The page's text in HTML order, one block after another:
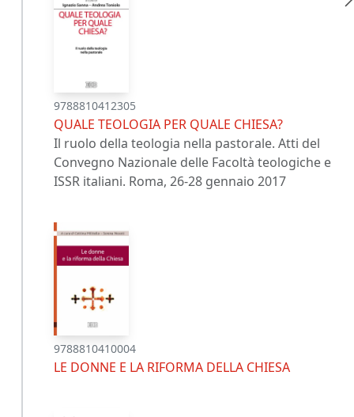
9788810412305
QUALE TEOLOGIA PER QUALE CHIESA?
Il ruolo della teologia nella pastorale. Atti del
Convegno Nazionale delle Facoltà teologiche e
ISSR italiani. Roma, 26-28 gennaio 2017
9788810410004
LE DONNE E LA RIFORMA DELLA CHIESA